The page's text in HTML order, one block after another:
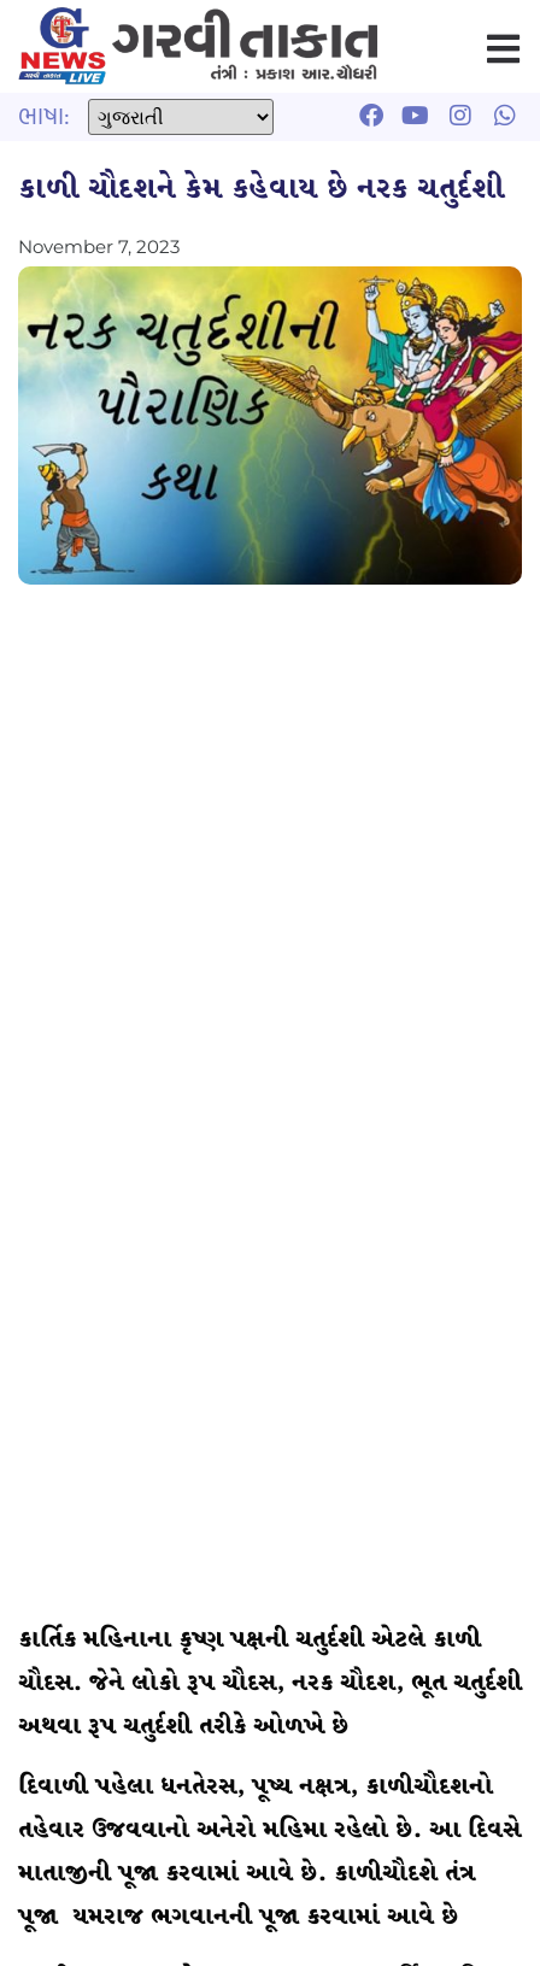
ભાષા:
કાળી ચૌદશને કેમ કહેવાય છે નરક ચતુર્દશી
November 7, 2023
કાર્તિક મહિનાના કૃષ્ણ પક્ષની ચતુર્દશી એટલે કાળી
ચૌદસ. જેને લોકો રૂપ ચૌદસ, નરક ચૌદશ, ભૂત ચતુર્દશી
અથવા રૂપ ચતુર્દશી તરીકે ઓળખે છે
દિવાળી પહેલા ધનતેરસ, પૂષ્ય નક્ષત્ર, કાળીચૌદશનો
તહેવાર ઉજવવાનો અનેરો મહિમા રહેલો છે. આ દિવસે
માતાજીની પૂજા કરવામાં આવે છે. કાળીચૌદશે તંત્ર
પૂજા યમરાજ ભગવાનની પૂજા કરવામાં આવે છે